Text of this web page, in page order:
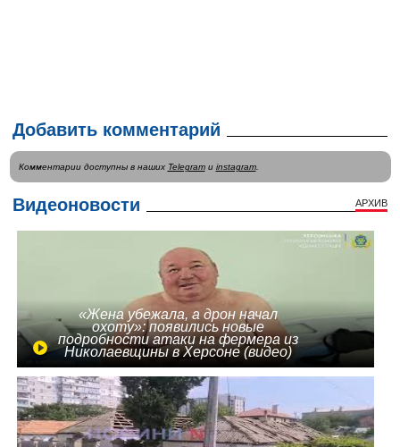
Добавить комментарий
Комментарии доступны в наших Telegramи instagram.
Видеоновости АРХИВ
«Жена убежала, а дрон начал
охоту»: появились новые
подробности атаки на фермера из
Николаевщины в Херсоне (видео)